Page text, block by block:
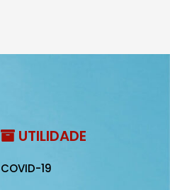
UTILIDADE
COVID-19